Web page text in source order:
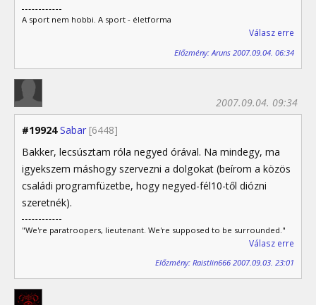
A sport nem hobbi. A sport - életforma
Válasz erre
Előzmény: Aruns 2007.09.04. 06:34
#19924 Sabar [6448]
2007.09.04. 09:34
Bakker, lecsúsztam róla negyed órával. Na mindegy, ma
igyekszem máshogy szervezni a dolgokat (beírom a közös
családi programfüzetbe, hogy negyed-fél10-től diózni
szeretnék).
"We're paratroopers, lieutenant. We're supposed to be surrounded."
Válasz erre
Előzmény: Raistlin666 2007.09.03. 23:01